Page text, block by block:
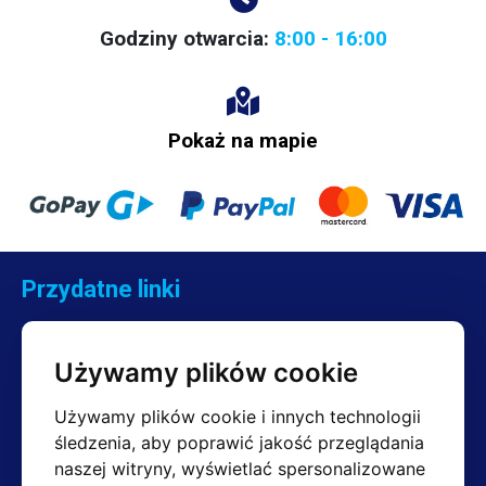
Używamy plików cookie
Używamy plików cookie i innych technologii
śledzenia, aby poprawić jakość przeglądania
naszej witryny, wyświetlać spersonalizowane
możliwości. Więcej zasilaczy przemysłowych o innych parametrach
można znaleźć w naszej ofercie.
Godziny otwarcia: 8:00 - 16:00
Pokaż na mapie
Przydatne linki
Kontakt
Reklamacje
Regulamin
Zwroty